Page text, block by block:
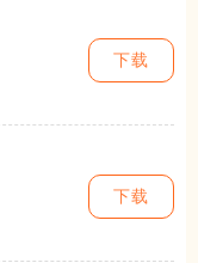
下载
下载